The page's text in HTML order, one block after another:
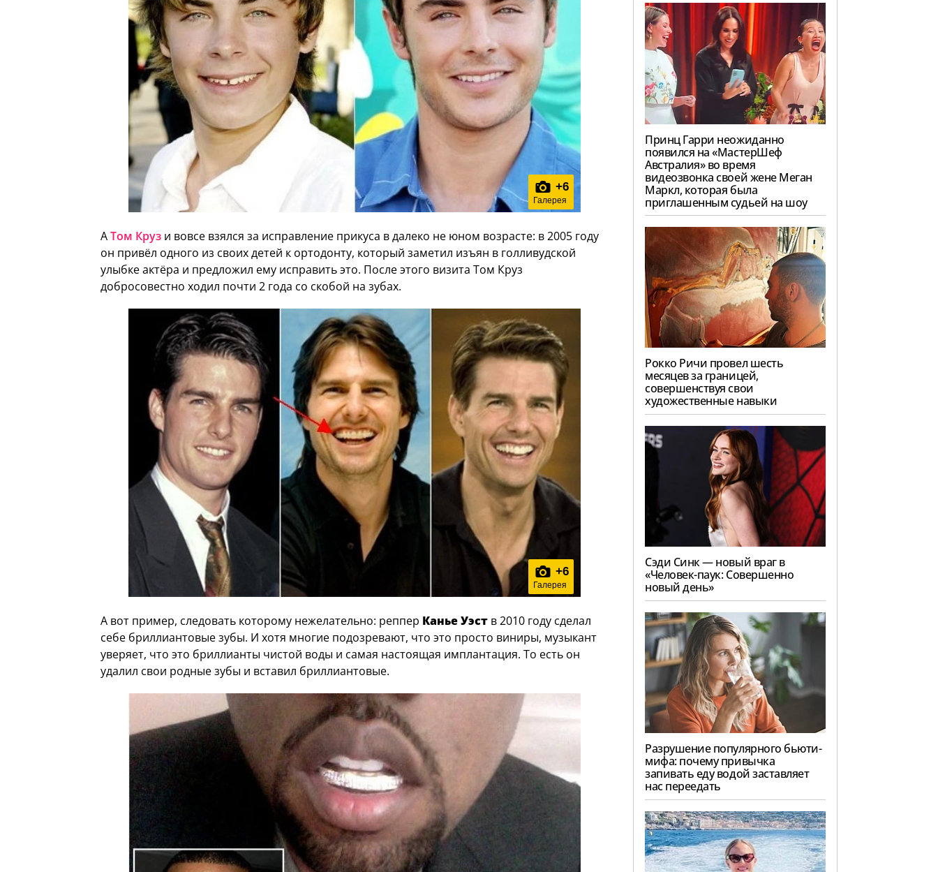
+6
Галерея
АТом Круз и вовсе взялся за исправление прикуса в далеко не юном возрасте: в 2005 году
он привёл одного из своих детей к ортодонту, который заметил изъян в голливудской
улыбке актёра и предложил ему исправить это. После этого визита Том Круз
добросовестно ходил почти 2 года со скобой на зубах.
+6
Галерея
А вот пример, следовать которому нежелательно: реппер Канье Уэст в 2010 году сделал
себе бриллиантовые зубы. И хотя многие подозревают, что это просто виниры, музыкант
уверяет, что это бриллианты чистой воды и самая настоящая имплантация. То есть он
удалил свои родные зубы и вставил бриллиантовые.
Принц Гарри неожиданно
появился на «МастерШеф
Австралия» во время
видеозвонка своей жене Меган
Маркл, которая была
приглашенным судьей на шоу
Рокко Ричи провел шесть
месяцев за границей,
совершенствуя свои
художественные навыки
Сэди Синк — новый враг в
«Человек-паук: Совершенно
новый день»
Разрушение популярного бьюти-
мифа: почему привычка
запивать еду водой заставляет
нас переедать